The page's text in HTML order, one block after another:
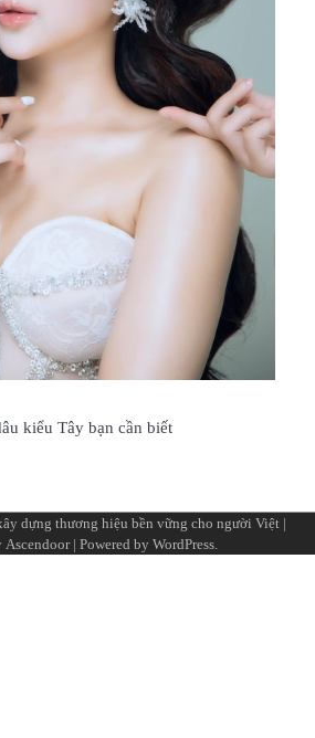
kiểu Tây bạn cần biết
dựng thương hiệu bền vững cho người Việt |
Ascendoor| Powered by WordPress.